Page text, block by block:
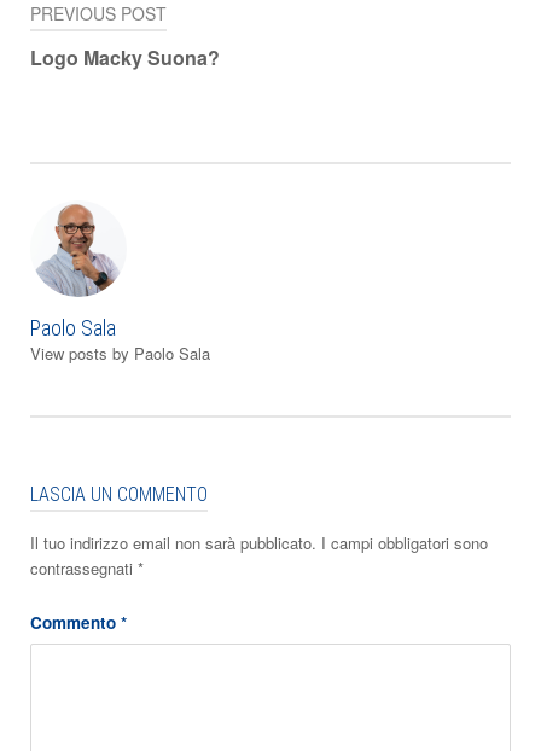
Navigazione
articoli
PREVIOUS POST
Logo Macky Suona?
Paolo Sala
View posts by Paolo Sala
LASCIA UN COMMENTO
Il tuo indirizzo email non sarà pubblicato. I campi obbligatori sono
contrassegnati *
Commento *